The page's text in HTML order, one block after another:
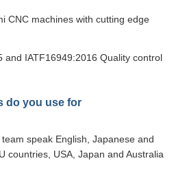
CNC machines with cutting edge
and IATF16949:2016 Quality control
do you use for
speak English, Japanese and
countries, USA, Japan and Australia